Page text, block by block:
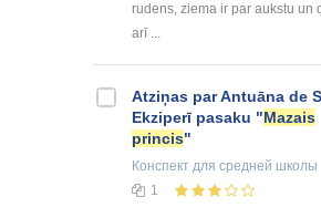
rudens, ziema ir par aukstu un
arī ...
Atziņas par Antuāna de
Ekziperī pasaku "Mazais
princis"
Конспект для средней школы
1